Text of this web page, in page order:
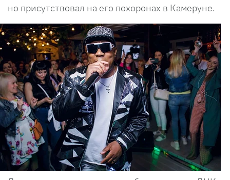
но присутствовал на его похоронах в Камеруне.